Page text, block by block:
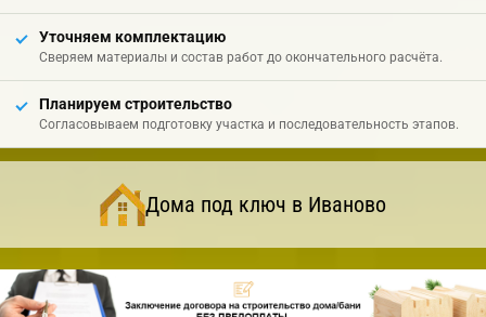
Уточняем комплектацию
Сверяем материалы и состав работ до окончательного расчёта.
Планируем строительство
Согласовываем подготовку участка и последовательность этапов.
Дома под ключ в Иваново